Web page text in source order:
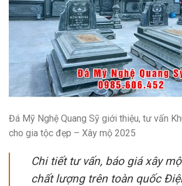
Đá Mỹ Nghệ Quang Sỹ giới thiệu, tư vấn
cho gia tộc đẹp – Xây mộ 2025
Chi tiết tư vấn, báo giá xây
chất lượng trên toàn quốc